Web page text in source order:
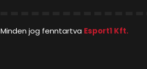
Minden jog fenntartva Esport1 Kft.